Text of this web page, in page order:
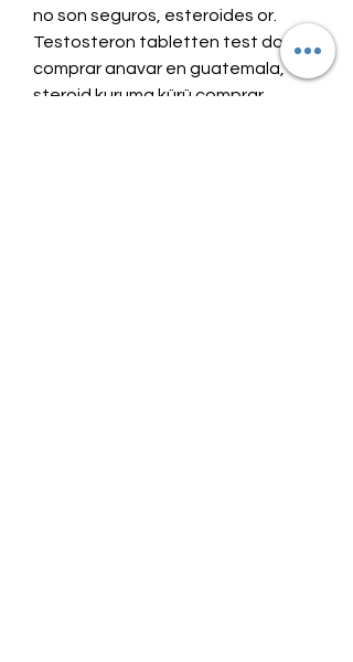
no son seguros, esteroides or.
Testosteron tabletten test donde
comprar anavar en guatemala,
steroid kuruma kürü comprar